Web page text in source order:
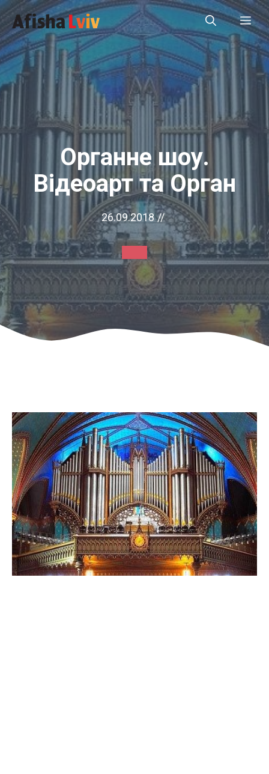
Перейти
до
вмісту
Органне шоу.
Відеоарт та Орган
26.09.2018 //